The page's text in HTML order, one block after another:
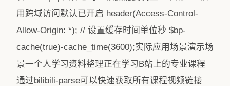
用跨域访问默认已开启 header(Access-Control-
Allow-Origin: *); // 设置缓存时间单位秒 $bp-
cache(true)-cache_time(3600);实际应用场景演示场
景一个人学习资料整理正在学习B站上的专业课程
通过bilibili-parse可以快速获取所有课程视频链接